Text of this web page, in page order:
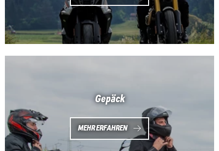
Gepäck
MEHR ERFAHREN